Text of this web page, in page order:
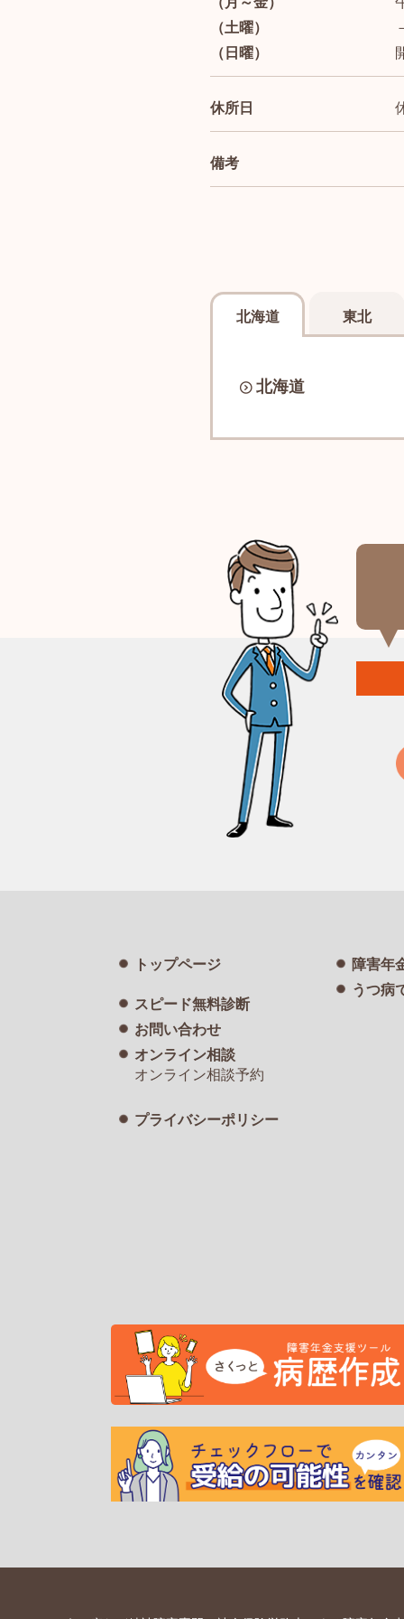
（土曜）
（日曜）
休所日
備考
北海道 東北
北海道
トップページ
スピード無料診断
お問い合わせ
オンライン相談
オンライン相談予約
プライバシーポリシー
障害年
うつ病